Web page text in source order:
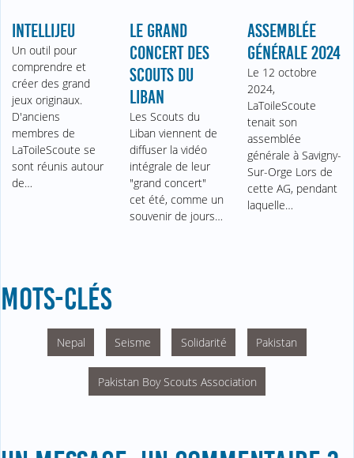
INTELLIJEU
Un outil pour
comprendre et
créer des grand
jeux originaux.
D'anciens
membres de
LaToileScoute se
sont réunis autour
de…
LE GRAND
CONCERT DES
SCOUTS DU
LIBAN
Les Scouts du
Liban viennent de
diffuser la vidéo
intégrale de leur
"grand concert"
cet été, comme un
souvenir de jours…
ASSEMBLÉE
GÉNÉRALE 2024
Le 12 octobre
2024,
LaToileScoute
tenait son
assemblée
générale à Savigny-
Sur-Orge Lors de
cette AG, pendant
laquelle…
MOTS-CLÉS
Nepal Seisme Solidarité Pakistan
Pakistan Boy Scouts Association